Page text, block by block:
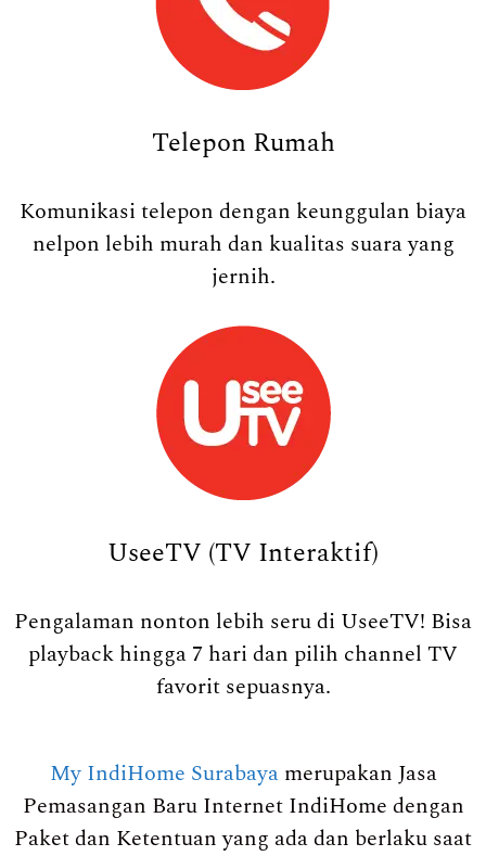
Telepon Rumah
Komunikasi telepon dengan keunggulan biaya
nelpon lebih murah dan kualitas suara yang
jernih.
UseeTV (TV Interaktif)
Pengalaman nonton lebih seru di UseeTV! Bisa
playback hingga 7 hari dan pilih channel TV
favorit sepuasnya.
My IndiHome Surabayamerupakan Jasa
Pemasangan Baru Internet IndiHome dengan
Paket dan Ketentuan yang ada dan berlaku saat